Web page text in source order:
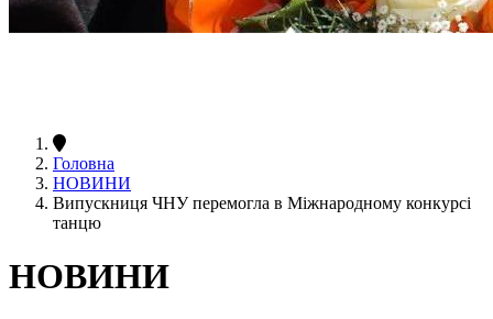
Головна
НОВИНИ
Випускниця ЧНУ перемогла в Міжнародному конкурсі
танцю
НОВИНИ